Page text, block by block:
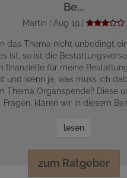
Be...
Martin | Aug 19 |
das Thema nicht unbedingt
ist, so ist die
finanzielle für meine
und wenn ja, was muss ich
Thema Organspende? Diese
Fragen, klären wir in diesem
lesen
zum Ratgeber